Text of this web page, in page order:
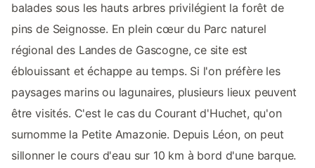
balades sous les hauts arbres privilégient la forêt de
pins de Seignosse. En plein cœur du Parc naturel
régional des Landes de Gascogne, ce site est
éblouissant et échappe au temps. Si l'on préfère les
paysages marins ou lagunaires, plusieurs lieux peuvent
être visités. C'est le cas du Courant d'Huchet, qu'on
surnomme la Petite Amazonie. Depuis Léon, on peut
sillonner le cours d'eau sur 10 km à bord d'une barque.